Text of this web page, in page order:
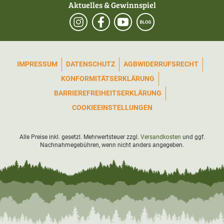
Aktuelles & Gewinnspiel
IMPRESSUM DATENSCHUTZ AGBWIDERRUFSRECHT
KONFORMITÄTSERKLÄRUNG
BARRIEREFREIHEITSERKLÄRUNG
COOKIEEINSTELLUNGEN
Alle Preise inkl. gesetzl. Mehrwertsteuer zzgl. Versandkosten und ggf.
Nachnahmegebühren, wenn nicht anders angegeben.